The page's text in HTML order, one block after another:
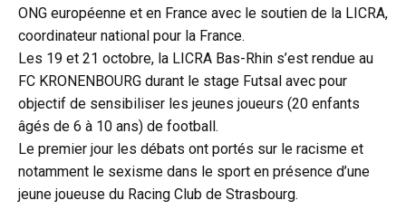
ONG européenne et en France avec le soutien de la LICRA,
coordinateur national pour la France.
Les 19 et 21 octobre, la LICRA Bas-Rhin s’est rendue au
FC KRONENBOURG durant le stage Futsal avec pour
objectif de sensibiliser les jeunes joueurs (20 enfants
âgés de 6 à 10 ans) de football.
Le premier jour les débats ont portés sur le racisme et
notamment le sexisme dans le sport en présence d’une
jeune joueuse du Racing Club de Strasbourg.